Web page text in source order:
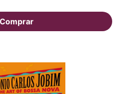
Comprar